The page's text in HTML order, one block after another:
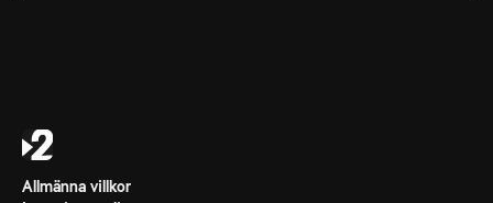
Allmänna villkor